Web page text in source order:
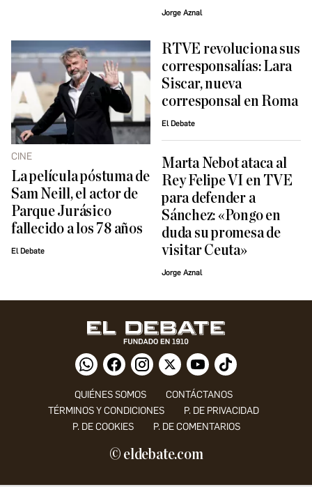
Jorge Aznal
CINE
La película póstuma de
Sam Neill, el actor de
Parque Jurásico
fallecido a los 78 años
El Debate
RTVE revoluciona sus
corresponsalías: Lara
Siscar, nueva
corresponsal en Roma
El Debate
Marta Nebot ataca al
Rey Felipe VI en TVE
para defender a
Sánchez: «Pongo en
duda su promesa de
visitar Ceuta»
Jorge Aznal
QUIÉNES SOMOS
CONTÁCTANOS
TÉRMINOS Y CONDICIONES
P. DE PRIVACIDAD
P. DE COOKIES
P. DE COMENTARIOS
© eldebate.com